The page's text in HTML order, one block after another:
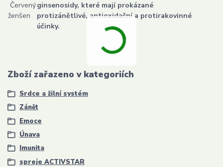
Červený
ženšen
ginsenosidy, které mají prokázané
protizánětlivé, antioxidační a protirakovinné
účinky.
Zboží zařazeno v kategoriích
Srdce a žilní systém
Zánět
Emoce
Únava
Imunita
spreje ACTIVSTAR